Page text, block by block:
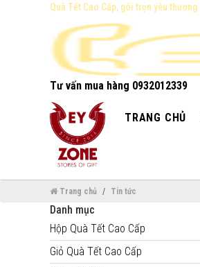
Quà Tết Cao Cấp, gói trọn yêu thương
Tư vấn mua hàng 0932012339
TRANG CHỦ
Trang chủ
Tin tức
Danh mục
Hộp Quà Tết Cao Cấp
Giỏ Quà Tết Cao Cấp